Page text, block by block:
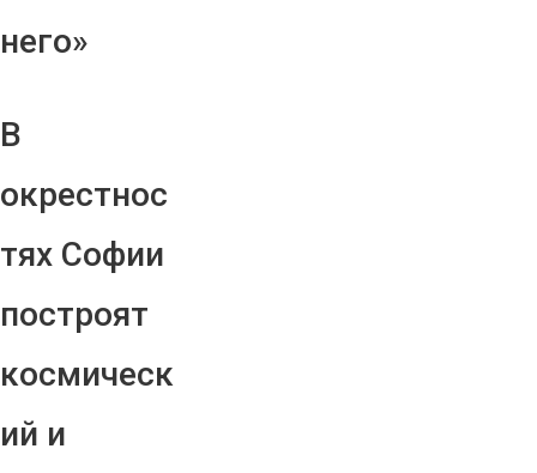
него»
В
окрестнос
тях Софии
построят
космическ
ий и